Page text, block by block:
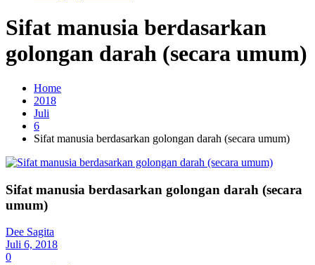
Sifat manusia berdasarkan
golongan darah (secara umum)
Home
2018
Juli
6
Sifat manusia berdasarkan golongan darah (secara umum)
Sifat manusia berdasarkan golongan darah (secara
umum)
Dee Sagita
Juli 6, 2018
0